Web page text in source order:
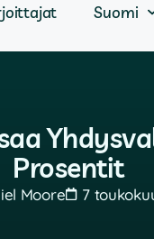
Suomi
Prosentit
Moore 7